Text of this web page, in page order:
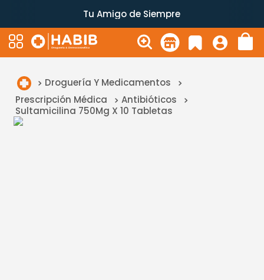
Tu Amigo de Siempre
Droguería Y Medicamentos
Prescripción Médica
Antibióticos
Sultamicilina 750Mg X 10 Tabletas